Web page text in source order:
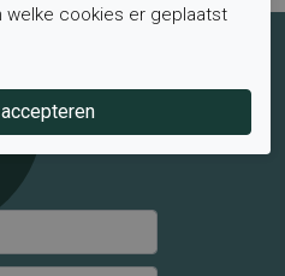
en blijf op de hoogte van de
welke cookies er geplaatst